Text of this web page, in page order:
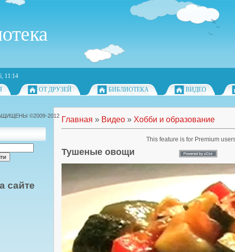
11:14
ОТ ДРУЗЕЙ БИБЛИОТЕКА ВИДЕО
сайте
Главная » Видео » Хобби и образование
Тушеные овощи
©2009-2012
This feature is for Premium